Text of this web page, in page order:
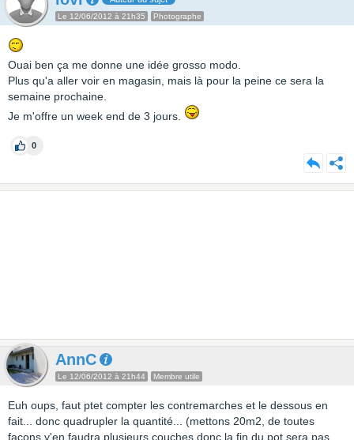
Le 12/06/2012 à 21h35 Photographe
Ouai ben ça me donne une idée grosso modo.
Plus qu'a aller voir en magasin, mais là pour la peine ce sera la
semaine prochaine.
Je m'offre un week end de 3 jours.
0
AnnC
Le 12/06/2012 à 21h44 Membre utile
Euh oups, faut ptet compter les contremarches et le dessous en
fait... donc quadrupler la quantité... (mettons 20m2, de toutes
façons y'en faudra plusieurs couches donc la fin du pot sera pas